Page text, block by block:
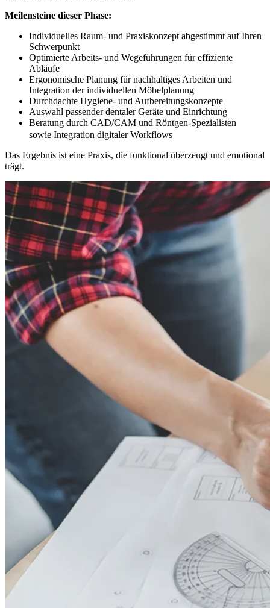
Meilensteine dieser Phase:
Individuelles Raum- und Praxiskonzept abgestimmt auf Ihren
Schwerpunkt
Optimierte Arbeits- und Wegeführungen für effiziente
Abläufe
Ergonomische Planung für nachhaltiges Arbeiten und
Integration der individuellen Möbelplanung
Durchdachte Hygiene- und Aufbereitungskonzepte
Auswahl passender dentaler Geräte und Einrichtung
Beratung durch CAD/CAM und Röntgen-Spezialisten
sowie Integration digitaler Workflows
Das Ergebnis ist eine Praxis, die funktional überzeugt und emotional
trägt.